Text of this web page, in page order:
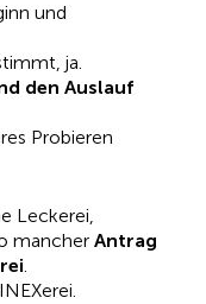
und
ja.
den Auslauf
Probieren
Leckerei,
mancher Antrag
.